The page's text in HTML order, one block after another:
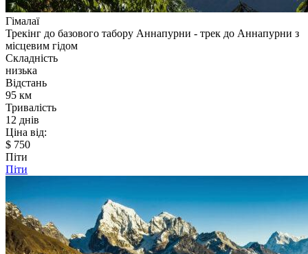
Гімалаї
Трекінг до базового табору Аннапурни - трек до Аннапурни з
місцевим гідом
Складність
низька
Відстань
95 км
Тривалість
12 днів
Ціна від:
$ 750
Піти
Піти